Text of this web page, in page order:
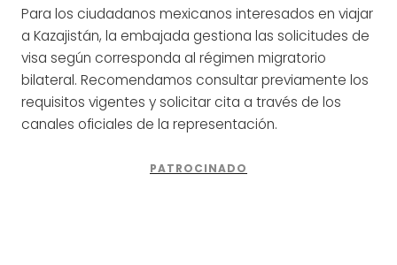
Para los ciudadanos mexicanos interesados en viajar
a Kazajistán, la embajada gestiona las solicitudes de
visa según corresponda al régimen migratorio
bilateral. Recomendamos consultar previamente los
requisitos vigentes y solicitar cita a través de los
canales oficiales de la representación.